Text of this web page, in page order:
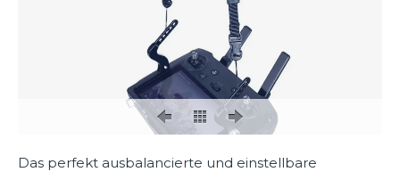
Das perfekt ausbalancierte und einstellbare